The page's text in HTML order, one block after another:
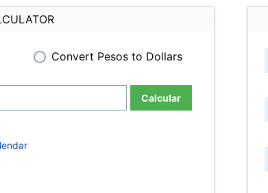
Convert Pesos to Dollars
Calcular